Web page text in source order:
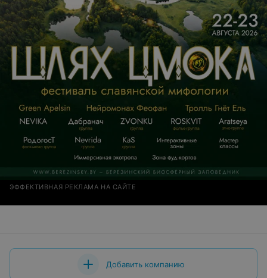
ЭФФЕКТИВНАЯ РЕКЛАМА НА САЙТЕ
Добавить компанию